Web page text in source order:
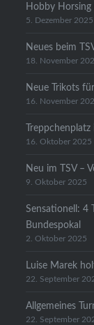
Hobby Horsing
5. Dezember 2025
Neues beim
18. November
Neue Trikots
16. November
16. Oktober 2025
Neu im TSV –
9. Oktober 2025
Sensationell: 4
Bundespokal
2. Oktober 2025
Luise Marek
22. September
Allgemeines
22. September